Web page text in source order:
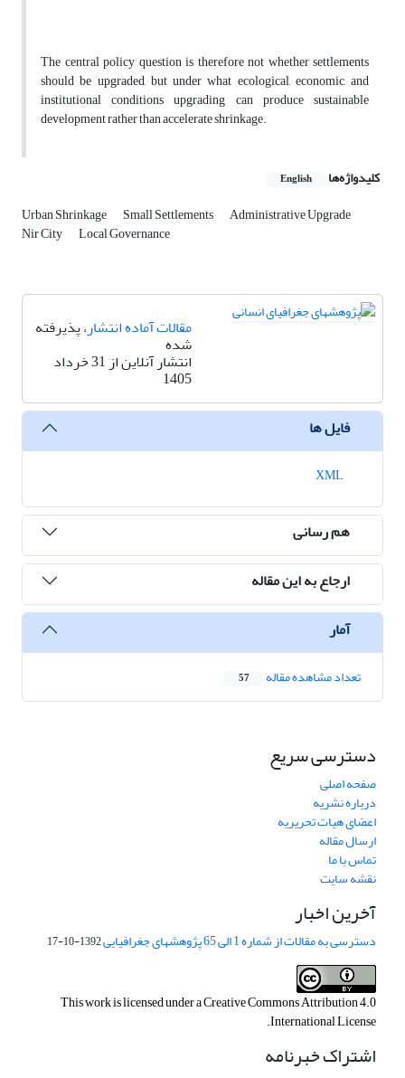
The central policy question is therefore not whether settlements
should be upgraded, but under what ecological, economic, and
institutional conditions upgrading can produce sustainable
development rather than accelerate shrinkage.
کلیدواژه‌ها English
Urban Shrinkage Small Settlements Administrative Upgrade
Nir City Local Governance
مقالات آماده انتشار، پذیرفته
شده
انتشار آنلاین از 31 خرداد
1405
فایل ها
هم رسانی
ارجاع به این مقاله
آمار
تعداد مشاهده مقاله 57
دسترسی سریع
صفحه اصلی
درباره نشریه
اعضای هیات تحریریه
ارسال مقاله
تماس با ما
نقشه سایت
آخرین اخبار
دسترسی به مقالات از شماره 1 الی 65 پژوهشهای جغرافیایی 1392-10-17
This work is licensed under aCreative Commons Attribution 4.0
International License
.
اشتراک خبرنامه